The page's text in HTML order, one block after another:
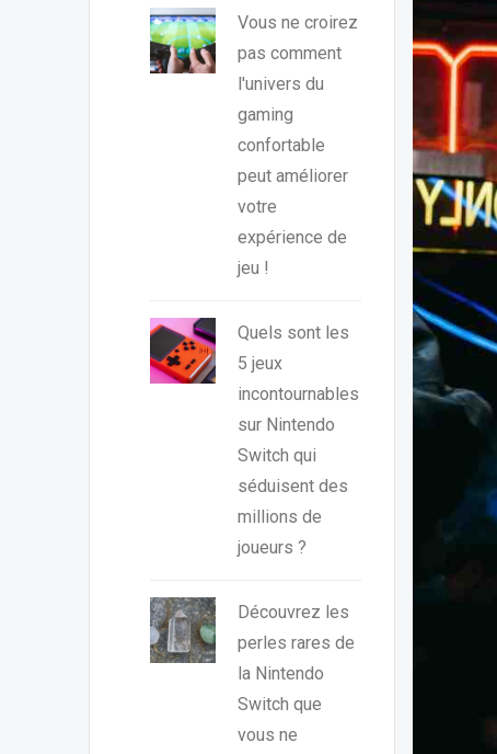
Vous ne croirez
pas comment
l'univers du
gaming
confortable
peut améliorer
votre
expérience de
jeu !
Quels sont les
5 jeux
incontournables
sur Nintendo
Switch qui
séduisent des
millions de
joueurs ?
Découvrez les
perles rares de
la Nintendo
Switch que
vous ne